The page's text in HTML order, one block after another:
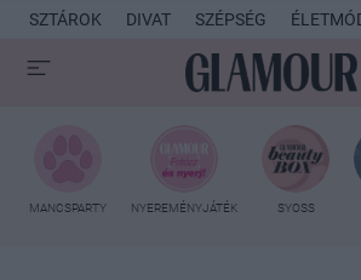
SZTÁROK DIVAT SZÉPSÉG
MANCSPARTY NYEREMÉNYJÁTÉK SYOSS